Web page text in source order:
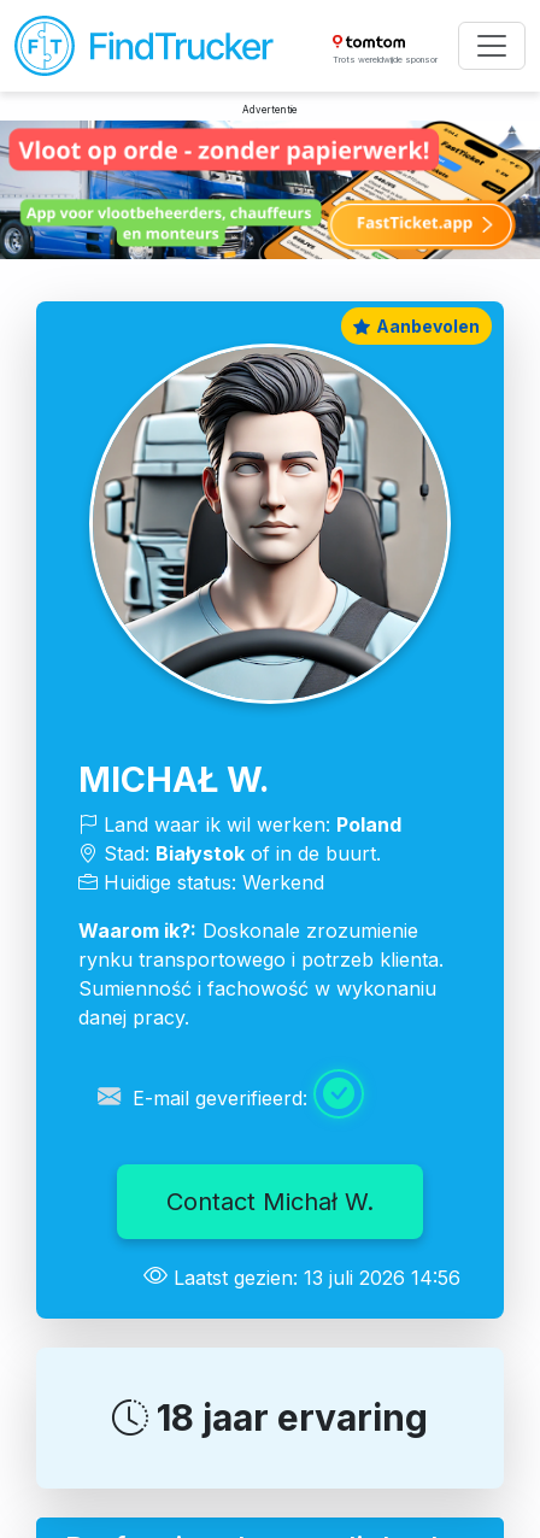
Trots wereldwijde sponsor
Advertentie
Aanbevolen
MICHAŁ W.
Land waar ik wil werken: Poland
Stad: Białystok of in de buurt.
Huidige status: Werkend
Waarom ik?: Doskonale zrozumienie
rynku transportowego i potrzeb klienta.
Sumienność i fachowość w wykonaniu
danej pracy.
E-mail geverifieerd:
Contact Michał W.
Laatst gezien: 13 juli 2026 14:56
18 jaar ervaring